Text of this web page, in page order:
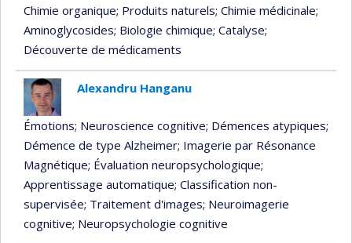
Chimie organique; Produits naturels; Chimie médicinale;
Aminoglycosides; Biologie chimique; Catalyse;
Découverte de médicaments
Alexandru Hanganu
Émotions; Neuroscience cognitive; Démences atypiques;
Démence de type Alzheimer; Imagerie par Résonance
Magnétique; Évaluation neuropsychologique;
Apprentissage automatique; Classification non-
supervisée; Traitement d'images; Neuroimagerie
cognitive; Neuropsychologie cognitive